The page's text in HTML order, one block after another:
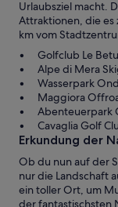
Urlaubsziel macht.
Attraktionen, die es
km vom
Golfclub Le
Alpe di Mera
Wasserpark
Maggiora
Abenteuerpark
Cavaglia Golf
Erkundung der
Ob du nun auf der
nur die Landschaft
ein toller Ort, um